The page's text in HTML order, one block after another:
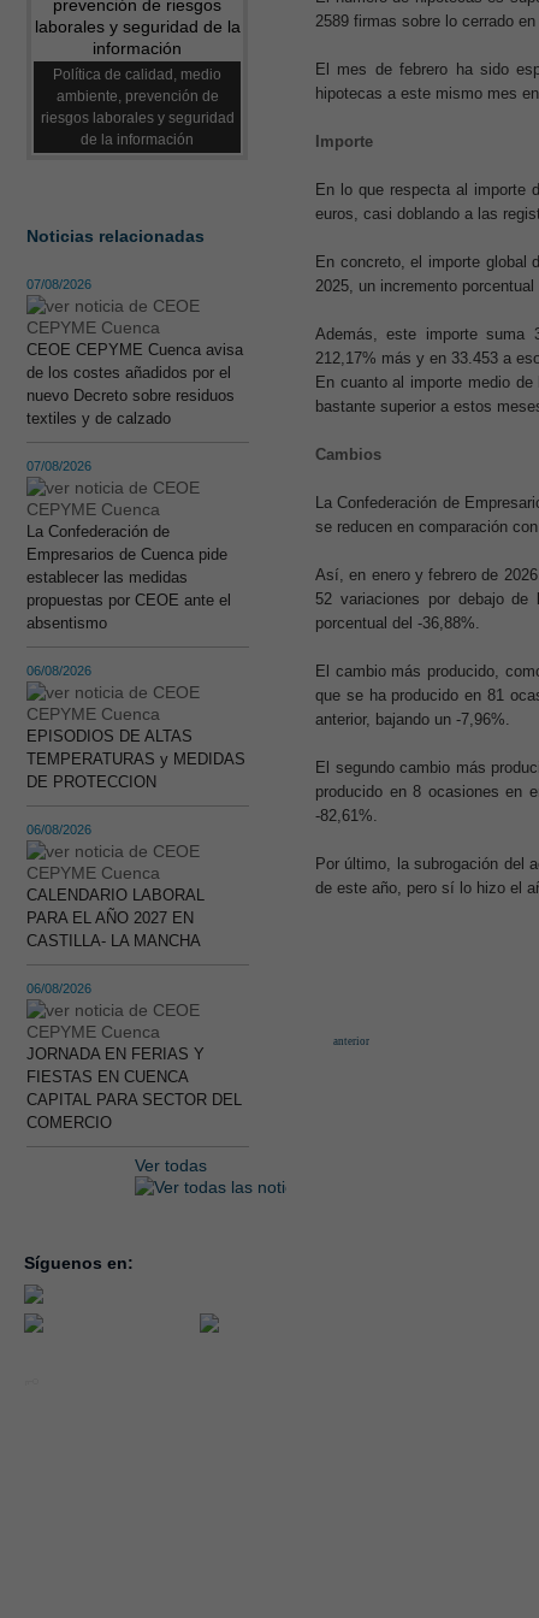
Política de calidad, medio
ambiente, prevención de
riesgos laborales y seguridad
de la información
Noticias relacionadas
07/08/2026
CEOE CEPYME Cuenca avisa
de los costes añadidos por el
nuevo Decreto sobre residuos
textiles y de calzado
07/08/2026
La Confederación de
Empresarios de Cuenca pide
establecer las medidas
propuestas por CEOE ante el
absentismo
06/08/2026
EPISODIOS DE ALTAS
TEMPERATURAS y MEDIDAS
DE PROTECCION
06/08/2026
CALENDARIO LABORAL
PARA EL AÑO 2027 EN
CASTILLA- LA MANCHA
06/08/2026
JORNADA EN FERIAS Y
FIESTAS EN CUENCA
CAPITAL PARA SECTOR DEL
COMERCIO
Ver todas
2589 firmas sobre lo cerrado
El mes de febrero ha sido
hipotecas a este mismo mes
Importe
En lo que respecta al importe
euros, casi doblando a las
En concreto, el importe global
2025, un incremento
Además, este importe suma
212,17% más y en 33.453 a
En cuanto al importe medio
bastante superior a estos
Cambios
La Confederación de
se reducen en comparación
Así, en enero y febrero de
52 variaciones por debajo
porcentual del -36,88%.
El cambio más producido,
que se ha producido en 81
anterior, bajando un -7,96%.
El segundo cambio más
producido en 8 ocasiones en
-82,61%.
Por último, la subrogación del
de este año, pero sí lo hizo el
anterior
Síguenos en: